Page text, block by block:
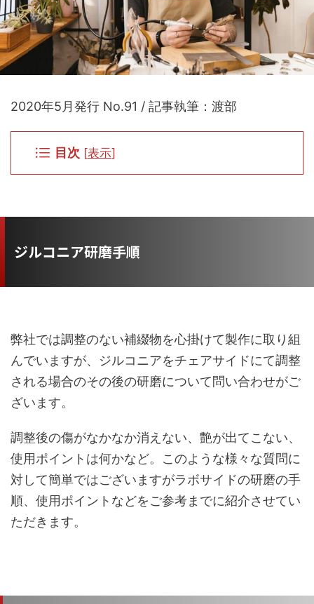
2020年5月発行 No.91 / 記事執筆：渡部
目次 [表示]
ジルコニア研磨手順
弊社では調整のない補綴物を心掛けて製作に取り組
んでいますが、ジルコニアをチェアサイドにて調整
される場合のその後の研磨について問い合わせがご
ざいます。
調整後の傷がなかなか消えない、艶が出てこない、
使用ポイントは何かなど。このような様々な質問に
対して簡単ではございますがラボサイドの研磨の手
順、使用ポイントなどをご参考までに紹介させてい
ただきます。